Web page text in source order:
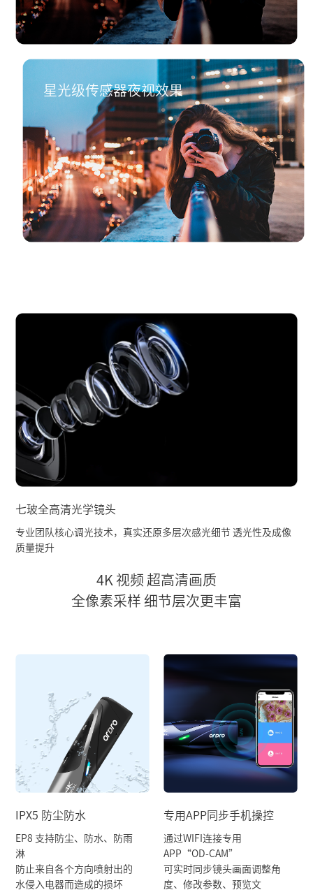
星光级传感器夜视效果
七玻全高清光学镜头
专业团队核心调光技术，真实还原多层次感光细节 透光性及成像
质量提升
4K 视频 超高清画质
全像素采样 细节层次更丰富
IPX5 防尘防水
EP8 支持防尘、防水、防雨
淋
防止来自各个方向喷射出的
水侵入电器而造成的损坏
专用APP同步手机操控
通过WIFI连接专用
APP“OD-CAM”
可实时同步镜头画面调整角
度、修改参数、预览文